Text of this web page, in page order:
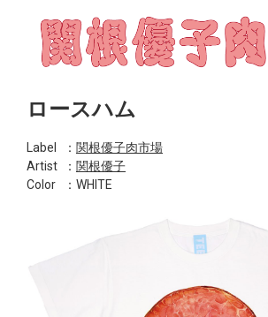
ロースハム
Label ： 関根優子肉市場
Artist
： 関根優子
Color
：WHITE